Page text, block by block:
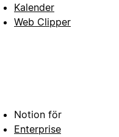
Kalender
Web Clipper
Notion för
Enterprise